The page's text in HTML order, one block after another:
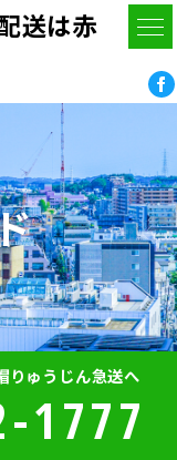
送は赤
りゅうじん急送へ
1777